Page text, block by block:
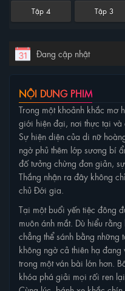
Tập 4 Tập 3
Đang cập nhật
NỘI DUNG PHIM
Trong một khoảnh khắc mơ
giới hiện đại, nơi thực tại và
Sự hiện diện của di nữ
ngờ phủ thêm lớp sương bí
đố tưởng chừng đơn giản,
Thắng nhận ra đây không
chủ Đới gia.
Tại một buổi yến tiệc đông
muôn ánh mắt. Dù hiểu
chẳng thể sánh bằng những
không ngờ cả thiên hạ
trong một ván bài lớn hơn.
khóa phá giải mọi rối ren